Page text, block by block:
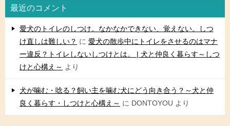
最近のコメント
愛犬のトイレのしつけ。なかなかできない、覚えない。しつ
け直しは難しい？ に 愛犬の散歩中にトイレをさせるのはマナ
ー違反？トイレしないしつけとは。 | 犬と仲良く暮らす～しつ
けと心構え～ より
犬が噛む・唸る？飼い主を噛む犬にどう向き合う？～犬と仲
良く暮らす・しつけと心構え～ に DONTOYOU より